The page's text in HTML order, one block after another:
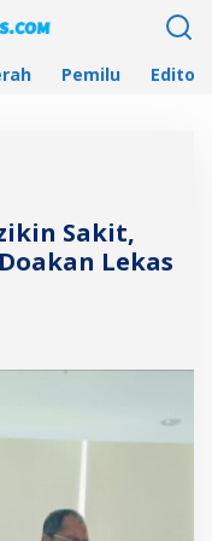
Pemilu
Sakit,
Lekas